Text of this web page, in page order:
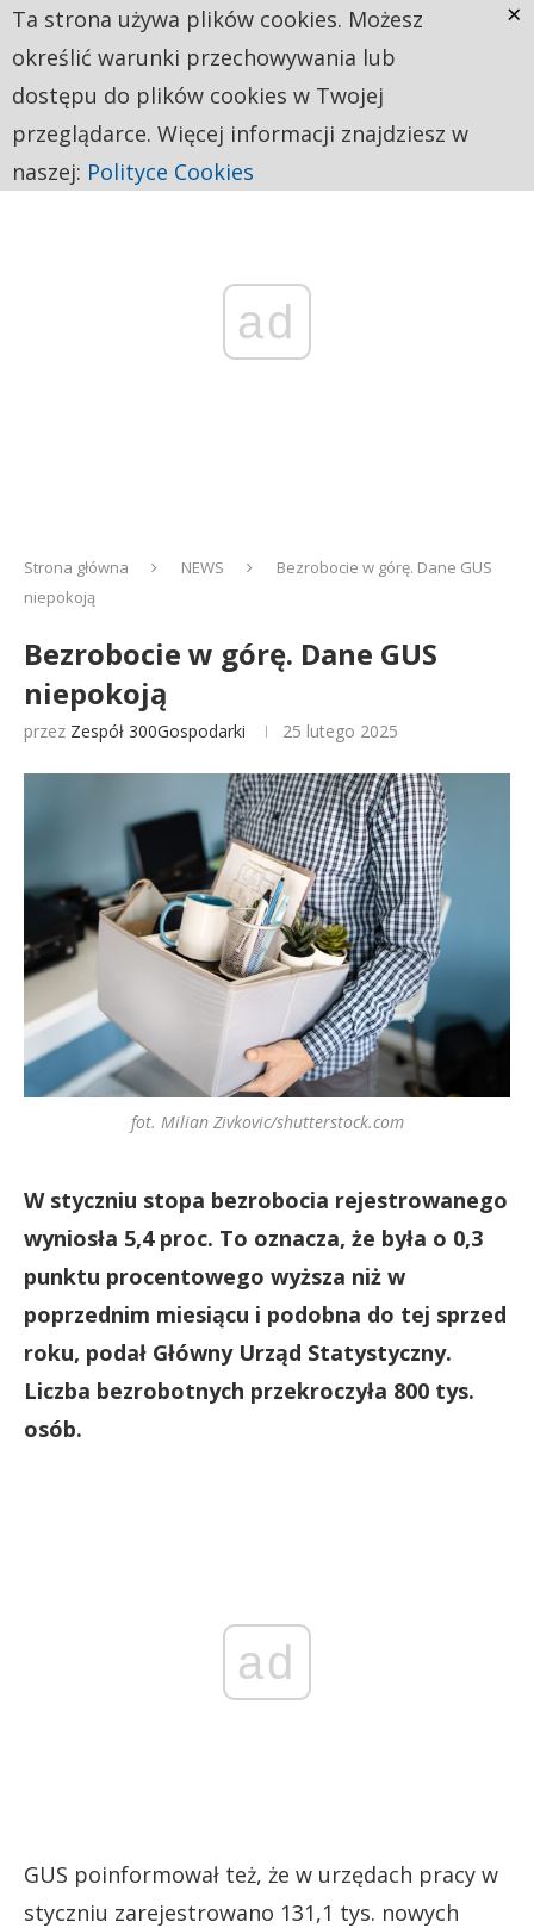
ad
Strona główna NEWS
Bezrobocie w górę. Dane GUS
niepokoją
Bezrobocie w górę. Dane GUS
niepokoją
przez Zespół 300Gospodarki 25 lutego 2025
fot. Milian Zivkovic/shutterstock.com
W styczniu stopa bezrobocia rejestrowanego
wyniosła 5,4 proc. To oznacza, że była o 0,3
punktu procentowego wyższa niż w
poprzednim miesiącu i podobna do tej sprzed
roku, podał Główny Urząd Statystyczny.
Liczba bezrobotnych przekroczyła 800 tys.
osób.
ad
GUS poinformował też, że w urzędach pracy w
styczniu zarejestrowano 131,1 tys. nowych
Ta strona używa plików cookies. Możesz
określić warunki przechowywania lub
dostępu do plików cookies w Twojej
przeglądarce. Więcej informacji znajdziesz w
naszej: Polityce Cookies
×